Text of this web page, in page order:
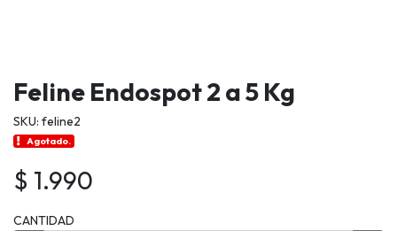
Feline Endospot 2 a 5 Kg
SKU: feline2
Agotado.
$ 1.990
CANTIDAD